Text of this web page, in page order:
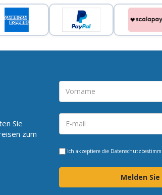
Sie
zum
Ich akzeptiere die
Melden